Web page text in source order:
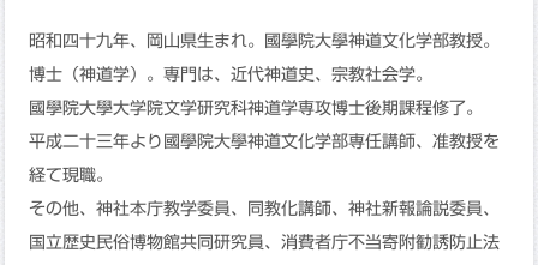
昭和四十九年、岡山県生まれ。國學院大學神道文化学部教授。
博士（神道学）。専門は、近代神道史、宗教社会学。
國學院大學大学院文学研究科神道学専攻博士後期課程修了。
平成二十三年より國學院大學神道文化学部専任講師、准教授を
経て現職。
その他、神社本庁教学委員、同教化講師、神社新報論説委員、
国立歴史民俗博物館共同研究員、消費者庁不当寄附勧誘防止法